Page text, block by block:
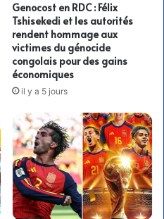
Genocost en RDC : Félix
Tshisekedi et les autorités
rendent hommage aux
victimes du génocide
congolais pour des gains
économiques
il y a 5 jours